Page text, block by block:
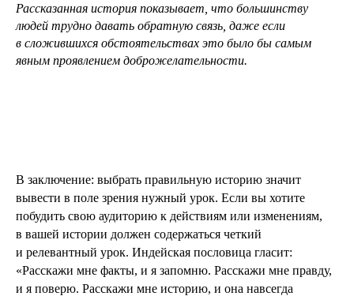
Рассказанная история показывает, что большинству
людей трудно давать обратную связь, даже если
в сложившихся обстоятельствах это было бы самым
явным проявлением доброжелательности.
В заключение: выбрать правильную историю значит
вывести в поле зрения нужный урок. Если вы хотите
побудить свою аудиторию к действиям или изменениям,
в вашей истории должен содержаться четкий
и релевантный урок. Индейская пословица гласит:
«Расскажи мне факты, и я запомню. Расскажи мне правду,
и я поверю. Расскажи мне историю, и она навсегда